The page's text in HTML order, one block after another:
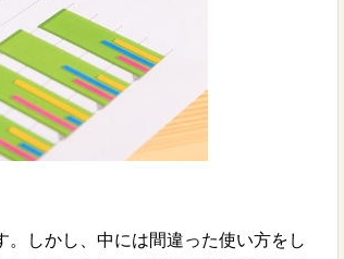
しかし、中には間違った使い方をし